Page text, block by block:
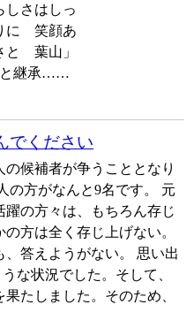
しさはしっ
に 笑顔あ
葉山」
と継承……
でください
候補者が争うこととなり
の方がなんと9名です。 元
の方々は、もちろん存じ
方は全く存じ上げない。
答えようがない。 思い出
な状況でした。そして、
たしました。そのため、